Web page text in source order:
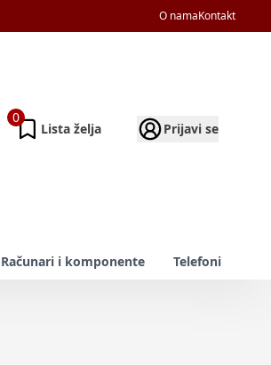
O namaKontakt
0
Lista želja Prijavi se
Računari i komponente Telefoni